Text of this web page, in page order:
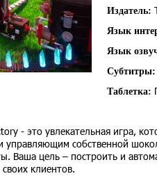
Издатель:
Язык
Язык
Субтитры:
Таблетка:
- это увлекательная игра,
управляющим собственной
Ваша цель – построить и
клиентов.